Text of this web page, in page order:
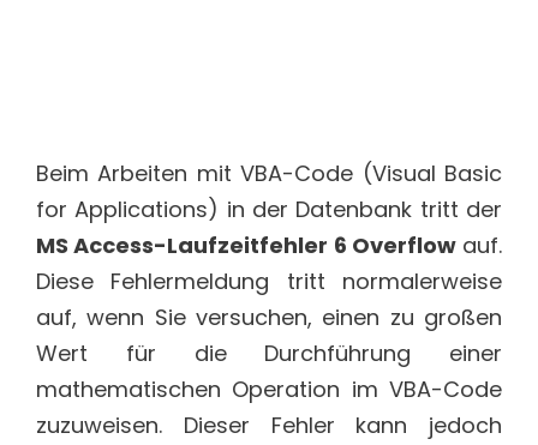
Beim Arbeiten mit VBA-Code (Visual Basic
for Applications) in der Datenbank tritt der
MS Access-Laufzeitfehler 6 Overflowauf.
Diese Fehlermeldung tritt normalerweise
auf, wenn Sie versuchen, einen zu großen
Wert für die Durchführung einer
mathematischen Operation im VBA-Code
zuzuweisen. Dieser Fehler kann jedoch